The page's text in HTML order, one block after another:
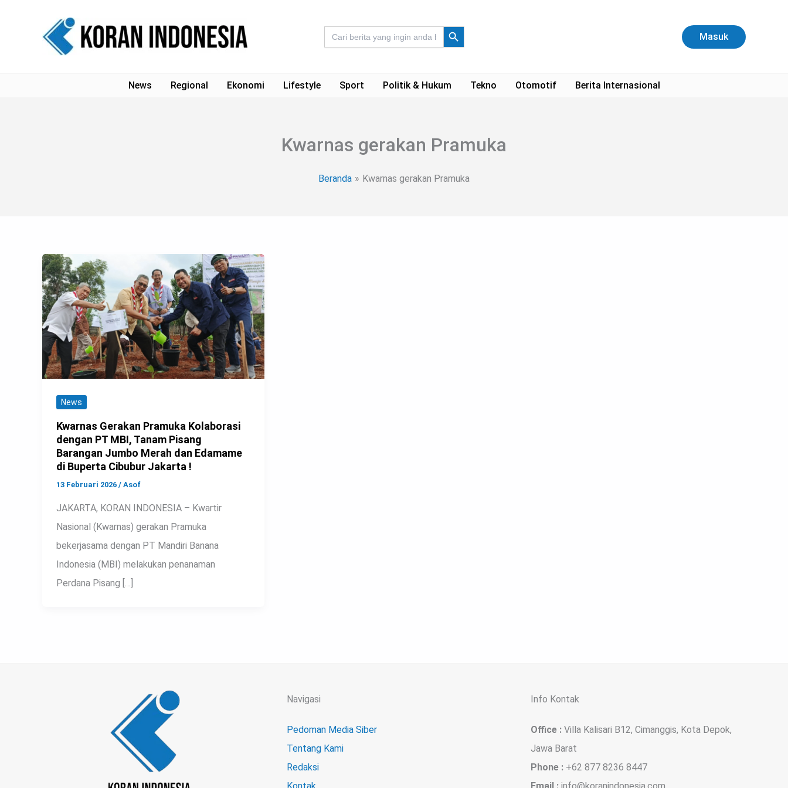
Search
for:
Search Button
Masuk
News Regional Ekonomi Lifestyle Sport Politik & Hukum Tekno Otomotif Berita Internasional
Kwarnas gerakan Pramuka
Beranda Kwarnas gerakan Pramuka
News
Kwarnas Gerakan Pramuka Kolaborasi
dengan PT MBI, Tanam Pisang
Barangan Jumbo Merah dan Edamame
di Buperta Cibubur Jakarta !
13 Februari 2026 / Asof
JAKARTA, KORAN INDONESIA – Kwartir
Nasional (Kwarnas) gerakan Pramuka
bekerjasama dengan PT Mandiri Banana
Indonesia (MBI) melakukan penanaman
Perdana Pisang […]
Navigasi
Pedoman Media Siber
Tentang Kami
Redaksi
Info Kontak
Office : Villa Kalisari B12, Cimanggis, Kota Depok,
Jawa Barat
Phone : +62 877 8236 8447